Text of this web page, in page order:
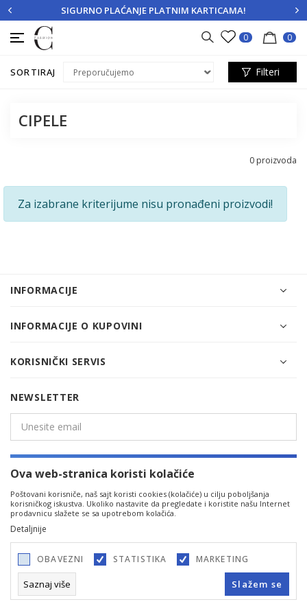
PRIJAVITE SE REGISTRUJTE SE
SIGURNO PLAĆANJE PLATNIM KARTICAMA!
0 0
CIPELE
SORTIRAJ Filteri
0 proizvoda
Za izabrane kriterijume nisu pronađeni proizvodi!
INFORMACIJE
INFORMACIJE O KUPOVINI
KORISNIČKI SERVIS
NEWSLETTER
PRIJAVITE SE
©2026www.cfashion.rs . Sva prava zadržana.
Ova web-stranica koristi kolačiće
Poštovani korisniče, naš sajt koristi cookies (kolačiće) u cilju poboljšanja
korisničkog iskustva. Ukoliko nastavite da pregledate i koristite našu Internet
prodavnicu slažete se sa upotrebom kolačića.
Detaljnije
OBAVEZNI STATISTIKA MARKETING
Saznaj više Slažem se